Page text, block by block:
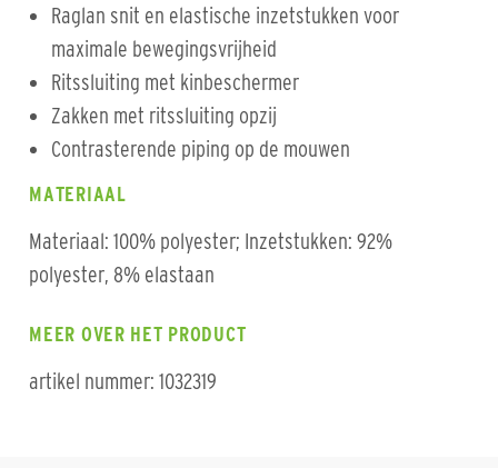
Raglan snit en elastische inzetstukken voor
maximale bewegingsvrijheid
Ritssluiting met kinbeschermer
Zakken met ritssluiting opzij
Contrasterende piping op de mouwen
MATERIAAL
Materiaal: 100% polyester; Inzetstukken: 92%
polyester, 8% elastaan
MEER OVER HET PRODUCT
artikel nummer: 1032319